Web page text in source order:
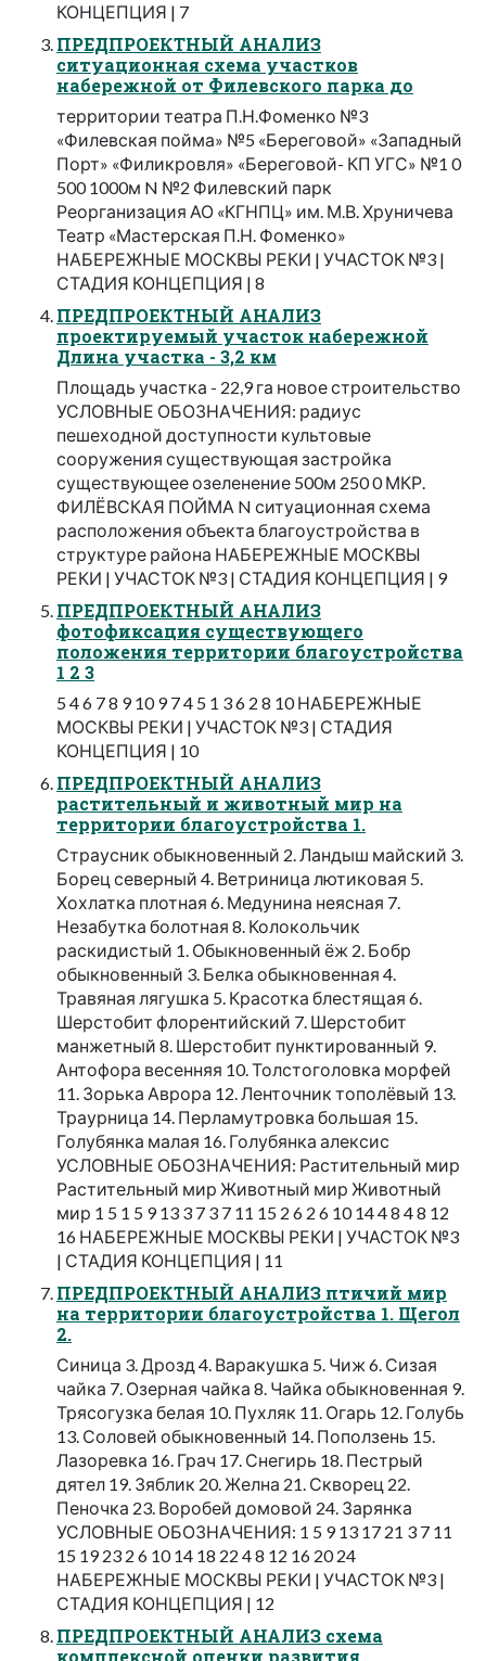
КОНЦЕПЦИЯ | 7
ПРЕДПРОЕКТНЫЙ АНАЛИЗ
ситуационная схема участков
набережной от Филевского парка до
территории театра П.Н.Фоменко №3
«Филевская пойма» №5 «Береговой» «Западный
Порт» «Филикровля» «Береговой- КП УГС» №1 0
500 1000м N №2 Филевский парк
Реорганизация АО «КГНПЦ» им. М.В. Хруничева
Театр «Мастерская П.Н. Фоменко»
НАБЕРЕЖНЫЕ МОСКВЫ РЕКИ | УЧАСТОК №3 |
СТАДИЯ КОНЦЕПЦИЯ | 8
ПРЕДПРОЕКТНЫЙ АНАЛИЗ
проектируемый участок набережной
Длина участка - 3,2 км
Площадь участка - 22,9 га новое строительство
УСЛОВНЫЕ ОБОЗНАЧЕНИЯ: радиус
пешеходной доступности культовые
сооружения существующая застройка
существующее озеленение 500м 250 0 МКР.
ФИЛЁВСКАЯ ПОЙМА N ситуационная схема
расположения объекта благоустройства в
структуре района НАБЕРЕЖНЫЕ МОСКВЫ
РЕКИ | УЧАСТОК №3 | СТАДИЯ КОНЦЕПЦИЯ | 9
ПРЕДПРОЕКТНЫЙ АНАЛИЗ
фотофиксация существующего
положения территории благоустройства
1 2 3
5 4 6 7 8 9 10 9 7 4 5 1 3 6 2 8 10 НАБЕРЕЖНЫЕ
МОСКВЫ РЕКИ | УЧАСТОК №3 | СТАДИЯ
КОНЦЕПЦИЯ | 10
ПРЕДПРОЕКТНЫЙ АНАЛИЗ
растительный и животный мир на
территории благоустройства 1.
Страусник обыкновенный 2. Ландыш майский 3.
Борец северный 4. Ветриница лютиковая 5.
Хохлатка плотная 6. Медунина неясная 7.
Незабутка болотная 8. Колокольчик
раскидистый 1. Обыкновенный ёж 2. Бобр
обыкновенный 3. Белка обыкновенная 4.
Травяная лягушка 5. Красотка блестящая 6.
Шерстобит флорентийский 7. Шерстобит
манжетный 8. Шерстобит пунктированный 9.
Антофора весенняя 10. Толстоголовка морфей
11. Зорька Аврора 12. Ленточник тополёвый 13.
Траурница 14. Перламутровка большая 15.
Голубянка малая 16. Голубянка алексис
УСЛОВНЫЕ ОБОЗНАЧЕНИЯ: Растительный мир
Растительный мир Животный мир Животный
мир 1 5 1 5 9 13 3 7 3 7 11 15 2 6 2 6 10 14 4 8 4 8 12
16 НАБЕРЕЖНЫЕ МОСКВЫ РЕКИ | УЧАСТОК №3
| СТАДИЯ КОНЦЕПЦИЯ | 11
ПРЕДПРОЕКТНЫЙ АНАЛИЗ птичий мир
на территории благоустройства 1. Щегол
2.
Синица 3. Дрозд 4. Варакушка 5. Чиж 6. Сизая
чайка 7. Озерная чайка 8. Чайка обыкновенная 9.
Трясогузка белая 10. Пухляк 11. Огарь 12. Голубь
13. Соловей обыкновенный 14. Поползень 15.
Лазоревка 16. Грач 17. Снегирь 18. Пестрый
дятел 19. Зяблик 20. Желна 21. Скворец 22.
Пеночка 23. Воробей домовой 24. Зарянка
УСЛОВНЫЕ ОБОЗНАЧЕНИЯ: 1 5 9 13 17 21 3 7 11
15 19 23 2 6 10 14 18 22 4 8 12 16 20 24
НАБЕРЕЖНЫЕ МОСКВЫ РЕКИ | УЧАСТОК №3 |
СТАДИЯ КОНЦЕПЦИЯ | 12
ПРЕДПРОЕКТНЫЙ АНАЛИЗ схема
комплексной оценки развития